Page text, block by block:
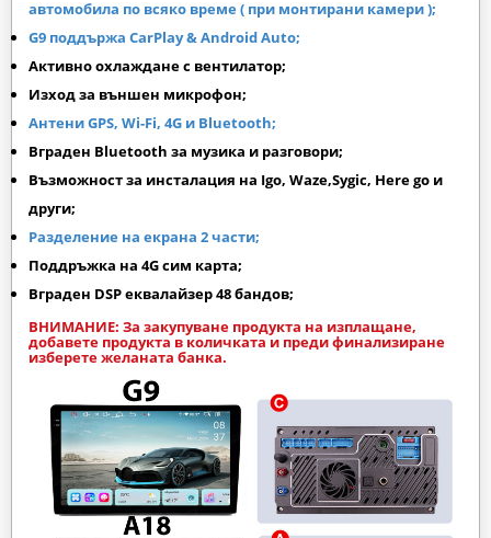
автомобила по всяко време ( при монтирани камери );
G9 поддържа CarPlay & Android Auto;
Активно охлаждане с вентилатор;
Изход за външен микрофон;
Антени GPS, Wi-Fi, 4G и Bluetooth;
Вграден Bluetooth за музика и разговори;
Възможност за инсталация на Igo, Waze,Sygic, Here go и
други;
Разделение на екрана 2 части;
Поддръжка на 4G сим карта;
Вграден DSP еквалайзер 48 бандов;
ВНИМАНИЕ: За закупуване продукта на изплащане,
добавете продукта в количката и преди финализиране
изберете желаната банка.